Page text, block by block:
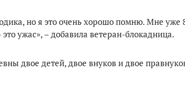
но я это очень хорошо помню. Мне
ужас», – добавила ветеран-блокадница.
двое детей, двое внуков и двое